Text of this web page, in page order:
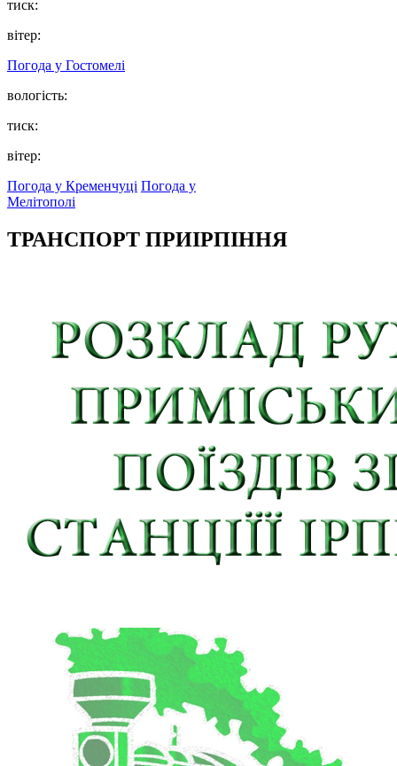
тиск:
вітер:
Погода у Гостомелі
вологість:
тиск:
вітер:
Погода у Кременчуці Погода у
Мелітополі
ТРАНСПОРТ ПРИІРПІННЯ